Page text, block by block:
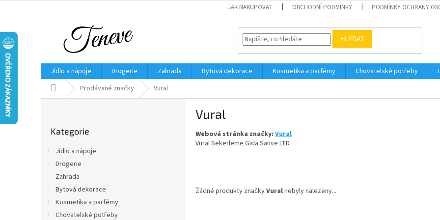
na
JAK NAKUPOVAT OBCHODNÍ PODMÍNKY PODMÍNKY OCHRANY
HLEDAT
Jídlo a nápoje Drogerie Zahrada Bytová dekorace Kosmetika a parfémy Chovatelské potřeby
Domů Prodávané značky Vural
kategorie
Kategorie
Jídlo a nápoje
Drogerie
Zahrada
Bytová dekorace
Kosmetika a parfémy
Chovatelské potřeby
Vural
Webová stránka značky: Vural
Vural Sekerleme Gida Sanve LTD
Žádné produkty značkyVuralnebyly nalezeny...